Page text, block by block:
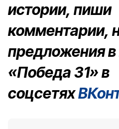
истории, пиши
комментарии,
предложения в
«Победа 31» в
соцсетях